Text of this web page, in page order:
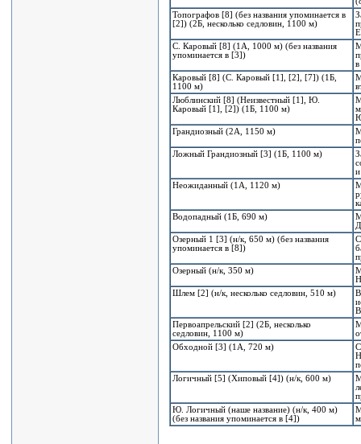
Топографов [8] (без названия упоминается в
[2]) (2Б, несколько седловин, 1100 м)
С. Каровый [8] (1А, 1000 м) (без названия
упоминается в [3])
Каровый [8] (С. Каровый [1], [2], [7]) (1Б,
1100 м)
Люблинский [8] (Неизвестный [1], Ю.
Каровый [1], [2]) (1Б, 1100 м)
Грандиозный (2А, 1150 м)
Ложный Грандиозный [3] (1Б, 1100 м)
Неожиданный (1А, 1120 м)
Водопадный (1Б, 690 м)
Озерный 1 [3] (н/к, 650 м) (без названия
упоминается в [8])
Озерный (н/к, 350 м)
Шлем [2] (н/к, несколько седловин, 510 м)
Первоапрельский [2] (2Б, несколько
седловин, 1100 м)
Обходной [3] (1А, 720 м)
Логичный [5] (Хиповый [4]) (н/к, 600 м)
Ю. Логичный (наше название) (н/к, 400 м)
(без названия упоминается в [4])